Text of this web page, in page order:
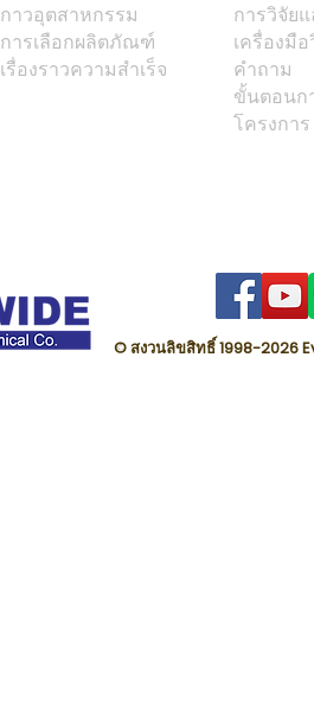
กาวอุตสาหกรรม
การเลือกผลิตภัณฑ์
เรื่องราวความสำเร็จ
การวิจัย
เครื่องมื
คำถาม
ขั้นตอนก
โครงการ
© สงวนลิขสิทธิ์ 1998-2026